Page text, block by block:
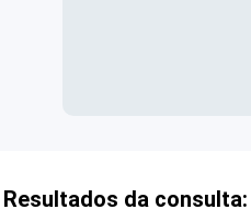
Resultados da consulta: